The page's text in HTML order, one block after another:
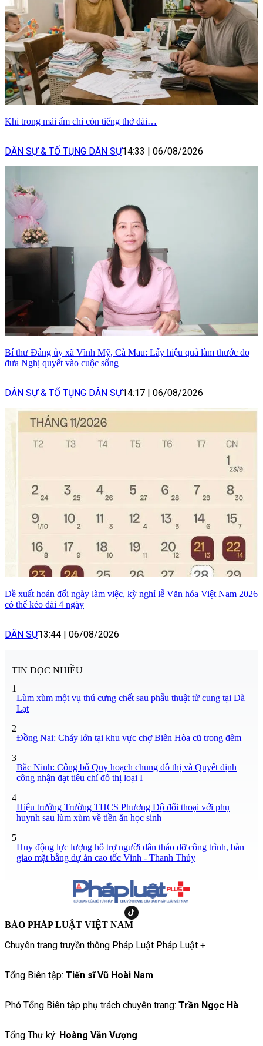
Khi trong mái ấm chỉ còn tiếng thở dài…
DÂN SỰ & TỐ TỤNG DÂN SỰ14:33 06/08/2026
Bí thư Đảng ủy xã Vĩnh Mỹ, Cà Mau: Lấy hiệu quả làm thước đo
đưa Nghị quyết vào cuộc sống
DÂN SỰ & TỐ TỤNG DÂN SỰ14:17 06/08/2026
Đề xuất hoán đổi ngày làm việc, kỳ nghỉ lễ Văn hóa Việt Nam 2026
có thể kéo dài 4 ngày
DÂN SỰ13:44 06/08/2026
TIN ĐỌC NHIỀU
1
Lùm xùm một vụ thú cưng chết sau phẫu thuật tử cung tại Đà
Lạt
2
Đồng Nai: Cháy lớn tại khu vực chợ Biên Hòa cũ trong đêm
3
Bắc Ninh: Công bố Quy hoạch chung đô thị và Quyết định
công nhận đạt tiêu chí đô thị loại I
4
Hiệu trưởng Trường THCS Phương Độ đối thoại với phụ
huynh sau lùm xùm về tiền ăn học sinh
5
Huy động lực lượng hỗ trợ người dân tháo dỡ công trình, bàn
giao mặt bằng dự án cao tốc Vinh - Thanh Thủy
BÁO PHÁP LUẬT VIỆT NAM
Chuyên trang truyền thông Pháp Luật Pháp Luật +
Tổng Biên tập: Tiến sĩ Vũ Hoài Nam
Phó Tổng Biên tập phụ trách chuyên trang: Trần Ngọc Hà
Tổng Thư ký: Hoàng Văn Vượng